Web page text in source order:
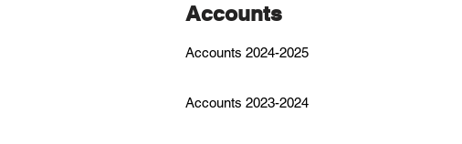
Accounts
Accounts 2024-2025
Accounts 2023-2024